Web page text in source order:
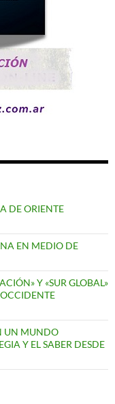
DE ORIENTE
EN MEDIO DE
Y «SUR GLOBAL»
UN MUNDO
Y EL SABER DESDE